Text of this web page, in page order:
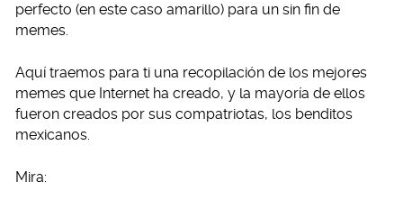
perfecto (en este caso amarillo) para un sin fin de
memes.
Aquí traemos para ti una recopilación de los mejores
memes que Internet ha creado, y la mayoría de ellos
fueron creados por sus compatriotas, los benditos
mexicanos.
Mira: